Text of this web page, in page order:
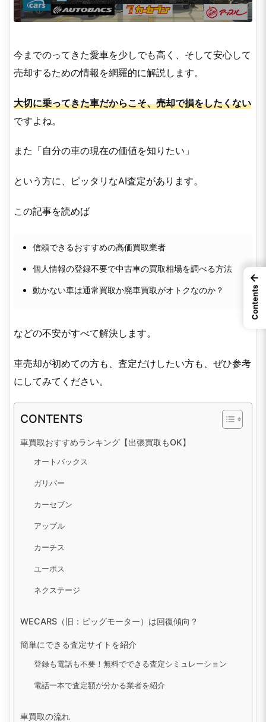
今までのってきた愛車を少しでも高く、そして安心して
売却するための情報を網羅的に解説します。
大切に乗ってきた車だからこそ、売却で損をしたくない
ですよね。
また「自分の車の現在の価値を知りたい」
という方に、ピッタリなAI査定があります。
この記事を読めば
信頼できるおすすめの高価買取業者
個人情報の登録不要で中古車の買取相場を調べる方法
動かない車は通常買取か廃車買取がオトクなのか？
などの不安がすべて解決します。
車売却が初めての方も、査定だけしたい方も、ぜひ参考
にしてみてください。
CONTENTS
車買取おすすめランキング【出張買取もOK】
オートバックス
ガリバー
カーセブン
アップル
カーチス
ユーポス
ネクステージ
WECARS（旧：ビッグモーター）は回復傾向？
簡単にできる査定サイトを紹介
登録も電話も不要！無料でできる査定シミュレーション
電話一本で査定額が分かる業者を紹介
車買取の流れ
←
Contents